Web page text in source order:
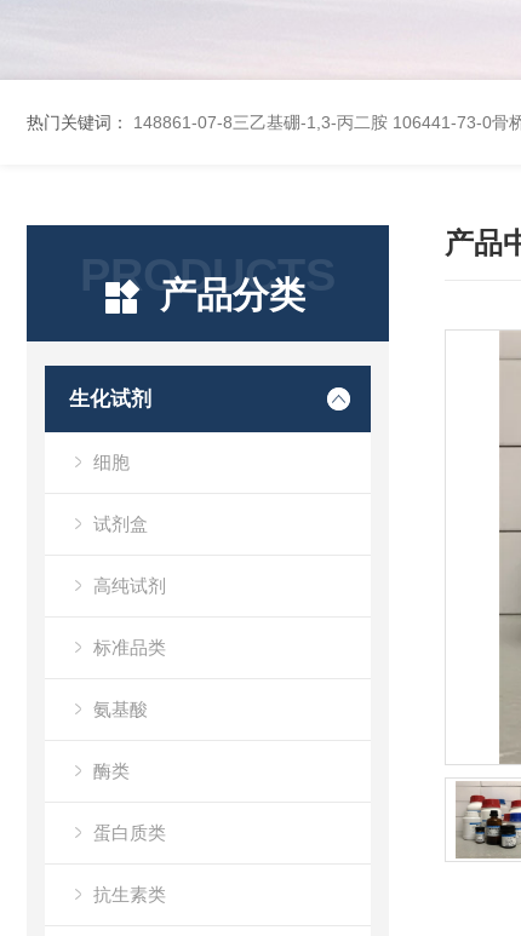
热门关键词： 148861-07-8三乙基硼-1,3-丙二胺 106441-73-0骨
PRODUCTS
产品分类
生化试剂
细胞
试剂盒
高纯试剂
标准品类
氨基酸
酶类
蛋白质类
抗生素类
产品